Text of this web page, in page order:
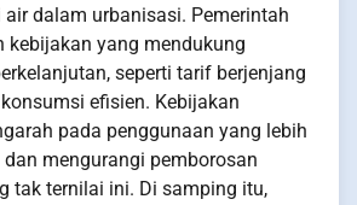
dalam urbanisasi. Pemerintah
kebijakan yang mendukung
seperti tarif berjenjang
efisien. Kebijakan
pada penggunaan yang lebih
mengurangi pemborosan
tak ternilai ini. Di samping itu,